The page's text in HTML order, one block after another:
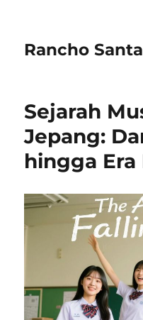
Rancho
Sejarah
Jepang:
hingga Era